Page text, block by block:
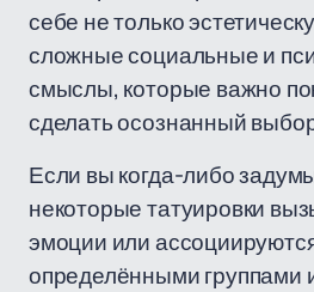
себе не только
сложные социальные и
смыслы, которые важно
сделать осознанный
Если вы когда-либо
некоторые татуировки
эмоции или
определёнными группами